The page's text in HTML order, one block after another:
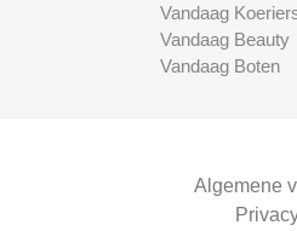
Vandaag
Vandaag Beauty
Vandaag Boten
Algemene